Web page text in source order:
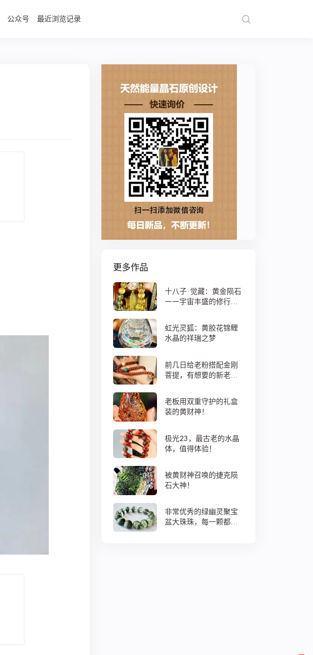
公众号 最近浏览记录
更多作品
十八子·觉藏：黄金陨石
——宇宙丰盛的修行之
虹光灵狐：黄胶花锦鲤
水晶的祥瑞之梦
前几日给老粉搭配金刚
菩提，有想要的新老
老板用双重守护的礼盒
装的黄财神！
极光23，最古老的水晶
体，值得体验！
被黄财神召唤的捷克陨
石大神！
非常优秀的绿幽灵聚宝
盆大珠珠，每一颗都蕴